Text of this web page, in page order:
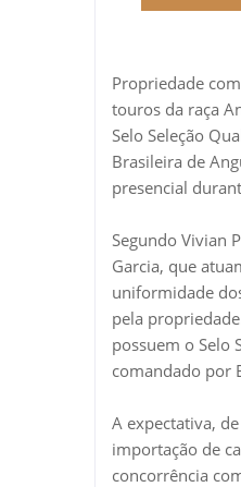
Propriedade
touros da raça
Selo Seleção
Brasileira de
presencial
Segundo Vivian
Garcia, que
uniformidade
pela
possuem o Selo
comandado por
A expectativa,
importação de
concorrência